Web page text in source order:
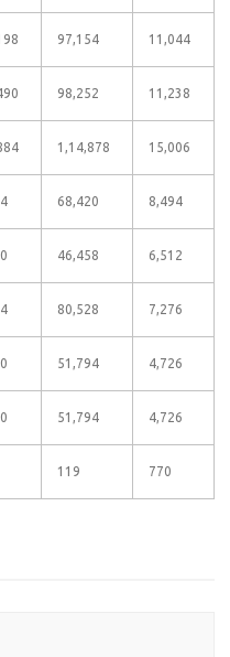
97,154 11,044
98,252 11,238
1,14,878 15,006
68,420 8,494
46,458 6,512
80,528 7,276
51,794 4,726
51,794 4,726
119 770